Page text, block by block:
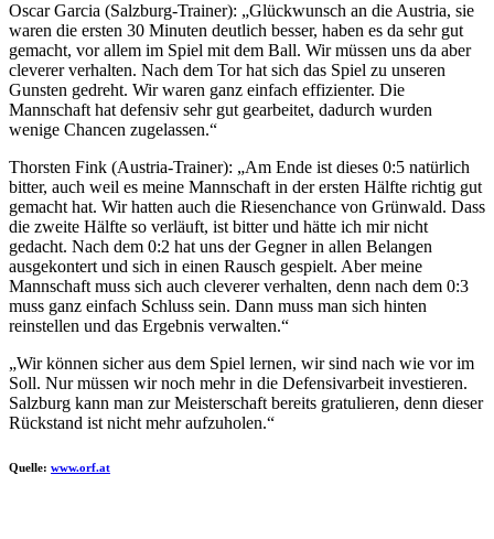
Oscar Garcia (Salzburg-Trainer): „Glückwunsch an die Austria, sie
waren die ersten 30 Minuten deutlich besser, haben es da sehr gut
gemacht, vor allem im Spiel mit dem Ball. Wir müssen uns da aber
cleverer verhalten. Nach dem Tor hat sich das Spiel zu unseren
Gunsten gedreht. Wir waren ganz einfach effizienter. Die
Mannschaft hat defensiv sehr gut gearbeitet, dadurch wurden
wenige Chancen zugelassen.“
Thorsten Fink (Austria-Trainer): „Am Ende ist dieses 0:5 natürlich
bitter, auch weil es meine Mannschaft in der ersten Hälfte richtig gut
gemacht hat. Wir hatten auch die Riesenchance von Grünwald. Dass
die zweite Hälfte so verläuft, ist bitter und hätte ich mir nicht
gedacht. Nach dem 0:2 hat uns der Gegner in allen Belangen
ausgekontert und sich in einen Rausch gespielt. Aber meine
Mannschaft muss sich auch cleverer verhalten, denn nach dem 0:3
muss ganz einfach Schluss sein. Dann muss man sich hinten
reinstellen und das Ergebnis verwalten.“
„Wir können sicher aus dem Spiel lernen, wir sind nach wie vor im
Soll. Nur müssen wir noch mehr in die Defensivarbeit investieren.
Salzburg kann man zur Meisterschaft bereits gratulieren, denn dieser
Rückstand ist nicht mehr aufzuholen.“
Quelle: www.orf.at